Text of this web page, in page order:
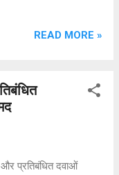
सिंह के साथ फोन पर
निशानदेही करवाने बारे
3 लोगों का नाम शक
READ MORE »
प्रतिबंधित दवाओं